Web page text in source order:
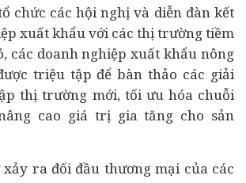
chức các hội nghị và diễn đàn kết
xuất khẩu với các thị trường tiềm
các doanh nghiệp xuất khẩu nông
triệu tập để bàn thảo các giải
thị trường mới, tối ưu hóa chuỗi
cao giá trị gia tăng cho sản
ra đối đầu thương mại của các